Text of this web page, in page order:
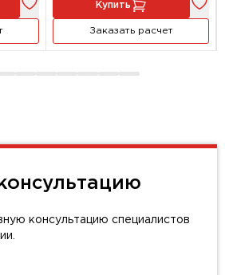
Купить
Заказать расчет
консультацию специалистов